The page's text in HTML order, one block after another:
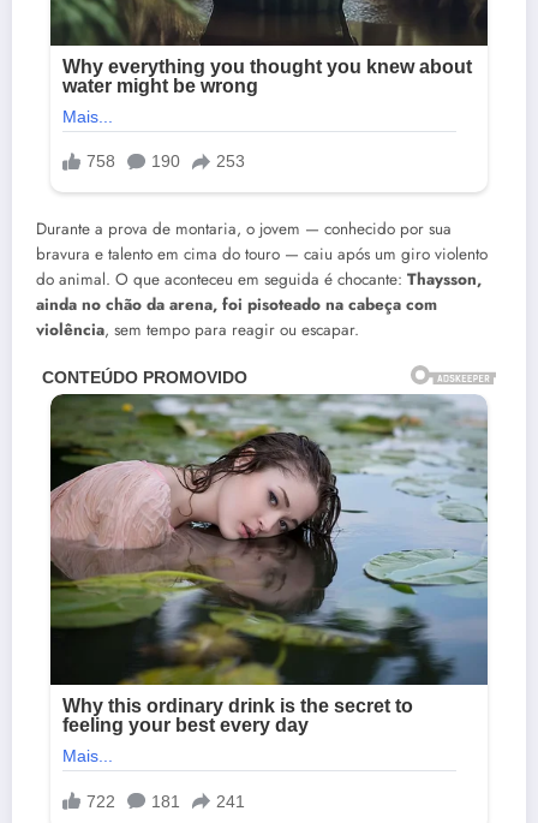
Durante a prova de montaria, o jovem — conhecido por sua
bravura e talento em cima do touro — caiu após um giro violento
do animal. O que aconteceu em seguida é chocante: Thaysson,
ainda no chão da arena, foi pisoteado na cabeça com
violência, sem tempo para reagir ou escapar.